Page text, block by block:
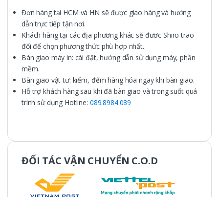
Đơn hàng tại HCM và HN sẽ được giao hàng và hướng
dẫn trực tiếp tận nơi.
Khách hàng tại các địa phương khác sẽ đươc Shiro trao
đổi để chọn phương thức phù hợp nhất.
Bàn giao máy in: cài đặt, hướng dẫn sử dụng máy, phần
mềm.
Bàn giao vật tư: kiểm, đếm hàng hóa ngay khi bàn giao.
Hỗ trợ khách hàng sau khi đã bàn giao và trong suốt quá
trình sử dụng Hotline: 089.8984.089
ĐỐI TÁC VẬN CHUYỂN C.O.D